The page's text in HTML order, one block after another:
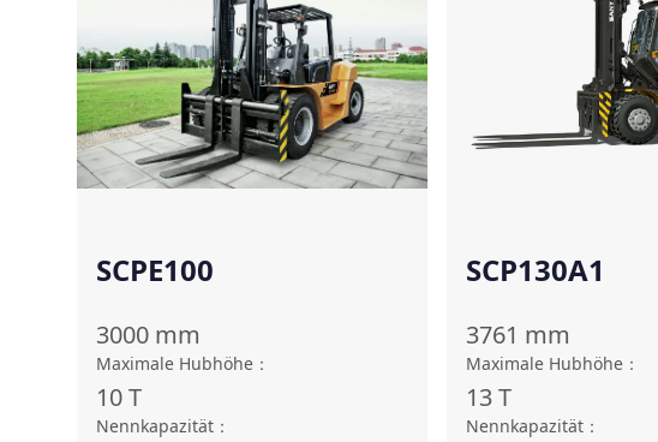
SCPE100
3000 mm
Maximale Hubhöhe ：
10T
Nennkapazität ：
SCP130A1
3761 mm
Maximale Hubhöhe ：
13T
Nennkapazität ：